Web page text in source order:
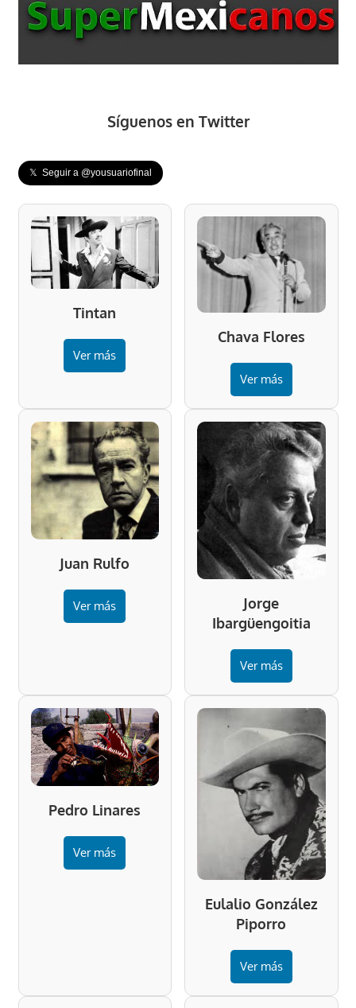
Síguenos en Twitter
𝕏 Seguir a @yousuariofinal
Tintan
Ver más
Chava Flores
Ver más
Juan Rulfo
Ver más
Jorge
Ibargüengoitia
Ver más
Pedro Linares
Ver más
Eulalio González
Piporro
Ver más